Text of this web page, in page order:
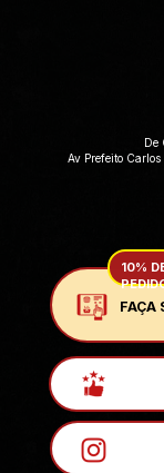
De
Av Prefeito
10%
FAÇA